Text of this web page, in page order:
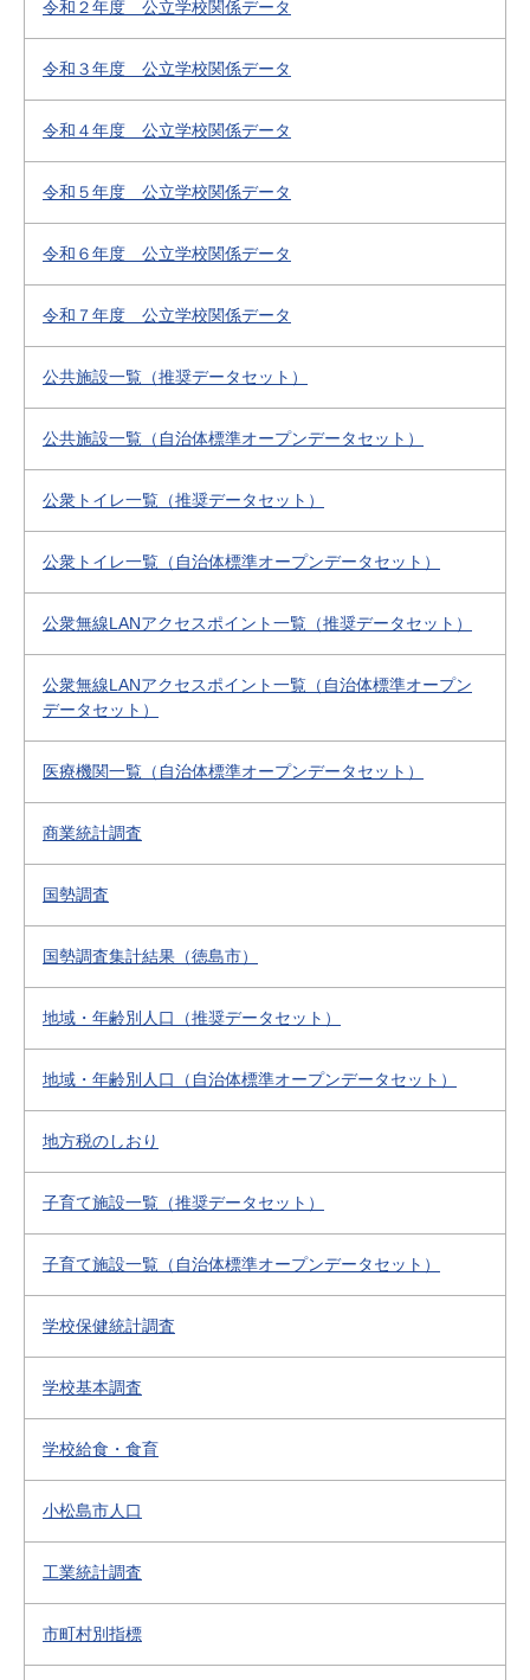
令和２年度 公立学校関係データ
令和３年度 公立学校関係データ
令和４年度 公立学校関係データ
令和５年度 公立学校関係データ
令和６年度 公立学校関係データ
令和７年度 公立学校関係データ
公共施設一覧（推奨データセット）
公共施設一覧（自治体標準オープンデータセット）
公衆トイレ一覧（推奨データセット）
公衆トイレ一覧（自治体標準オープンデータセット）
公衆無線LANアクセスポイント一覧（推奨データセット）
公衆無線LANアクセスポイント一覧（自治体標準オープン
データセット）
医療機関一覧（自治体標準オープンデータセット）
商業統計調査
国勢調査
国勢調査集計結果（徳島市）
地域・年齢別人口（推奨データセット）
地域・年齢別人口（自治体標準オープンデータセット）
地方税のしおり
子育て施設一覧（推奨データセット）
子育て施設一覧（自治体標準オープンデータセット）
学校保健統計調査
学校基本調査
学校給食・食育
小松島市人口
工業統計調査
市町村別指標